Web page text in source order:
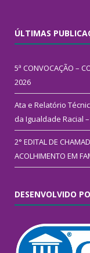
ÚLTIMAS
5ª CONVOCAÇÃO –
2026
Ata e Relatório
da Igualdade Racial
2° EDITAL DE
ACOLHIMENTO EM
DESENVOLVIDO